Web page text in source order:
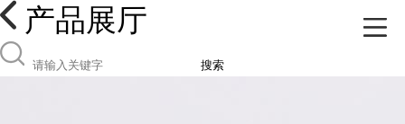
产品展厅
搜索